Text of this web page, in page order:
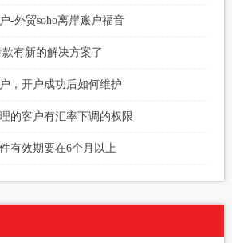
-外贸soho离岸账户福音
有新的解决方案了
，开户成功后如何维护
的客户有汇率下调的权限
有效期要在6个月以上